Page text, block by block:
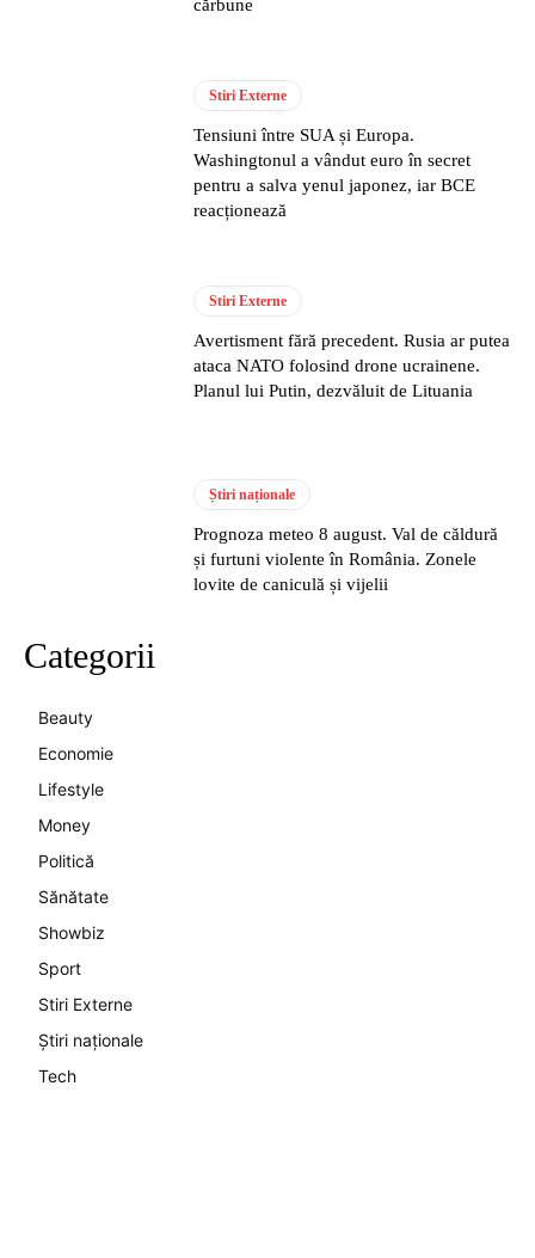
cărbune
Stiri Externe
Tensiuni între SUA și Europa.
Washingtonul a vândut euro în secret
pentru a salva yenul japonez, iar BCE
reacționează
Stiri Externe
Avertisment fără precedent. Rusia ar putea
ataca NATO folosind drone ucrainene.
Planul lui Putin, dezvăluit de Lituania
Știri naționale
Prognoza meteo 8 august. Val de căldură
și furtuni violente în România. Zonele
lovite de caniculă și vijelii
Categorii
Beauty
Economie
Lifestyle
Money
Politică
Sănătate
Showbiz
Sport
Stiri Externe
Știri naționale
Tech